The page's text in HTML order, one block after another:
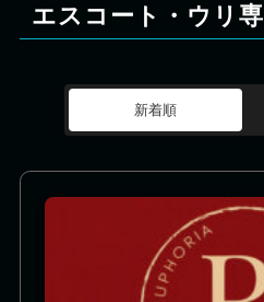
エスコート・ウリ専
新着順